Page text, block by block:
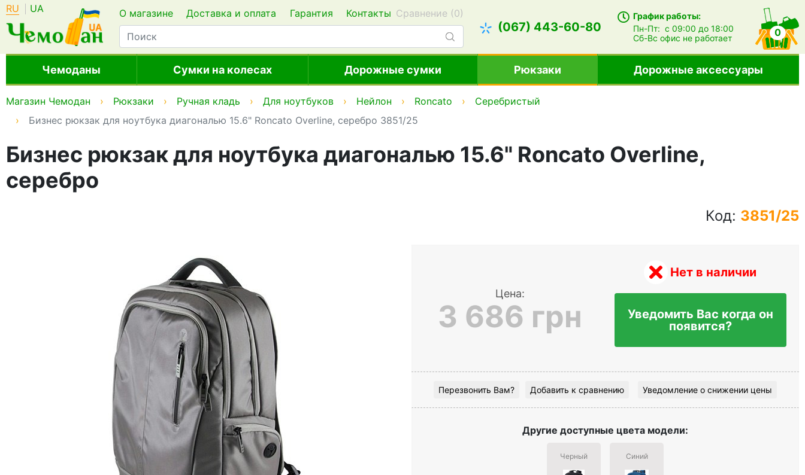
RU UA О магазине Доставка и оплата Гарантия Контакты Сравнение (0)
(067) 443-60-80
График работы:
Пн-Пт:с 09:00 до 18:00
Сб-Всофис не работает 0
Чемоданы Сумки на колесах Дорожные сумки Рюкзаки Дорожные аксессуары
Магазин Чемодан Рюкзаки Ручная кладь Для ноутбуков Нейлон Roncato
Серебристый
Бизнес рюкзак для ноутбука диагональю 15.6" Roncato Overline, серебро 3851/25
Бизнес рюкзак для ноутбука диагональю 15.6" Roncato Overline,
серебро
Код: 3851/25
Цена:
3 686 грн
Нет в наличии
Уведомить Вас когда он
появится?
Перезвонить Вам? Добавить к сравнению Уведомление о снижении цены
Другие доступные цвета модели:
Черный Синий